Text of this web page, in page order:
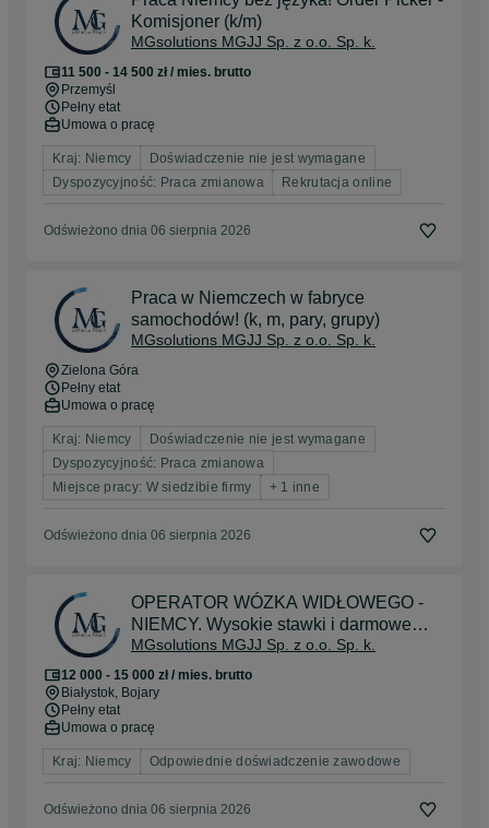
Komisjoner (k/m)
MGsolutions MGJJ Sp. z o.o. Sp. k.
11 500 - 14 500 zł / mies. brutto
Przemyśl
Pełny etat
Umowa o pracę
Kraj: Niemcy
Doświadczenie nie jest wymagane
Dyspozycyjność: Praca zmianowa
Rekrutacja online
Odświeżono dnia 06 sierpnia 2026
Praca w Niemczech w fabryce
samochodów! (k, m, pary, grupy)
MGsolutions MGJJ Sp. z o.o. Sp. k.
Zielona Góra
Pełny etat
Umowa o pracę
Kraj: Niemcy
Doświadczenie nie jest wymagane
Dyspozycyjność: Praca zmianowa
Miejsce pracy: W siedzibie firmy
+ 1 inne
Odświeżono dnia 06 sierpnia 2026
OPERATOR WÓZKA WIDŁOWEGO -
NIEMCY. Wysokie stawki i darmowe
mieszkanie!
MGsolutions MGJJ Sp. z o.o. Sp. k.
12 000 - 15 000 zł / mies. brutto
Białystok, Bojary
Pełny etat
Umowa o pracę
Kraj: Niemcy Odpowiednie doświadczenie zawodowe
Odświeżono dnia 06 sierpnia 2026